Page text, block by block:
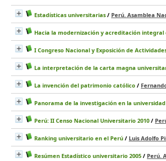
Estadísticas universitarias / Perú. Asamblea
Hacia la modernización y acreditación integral
I Congreso Nacional y Exposición de
La interpretación de la carta magna
La invención del patrimonio católico /
Panorama de la investigación en la
Perú: II Censo Nacional Universitario 2010 /
Ranking universitario en el Perú / Luis Adolfo
Resúmen Estadístico universitario 2005 / Perú.